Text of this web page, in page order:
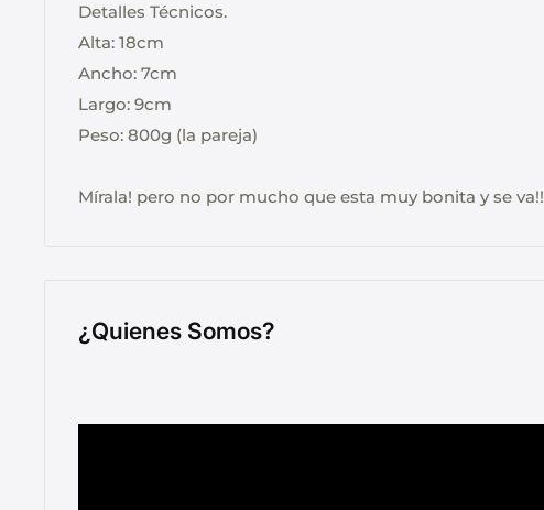
Detalles Técnicos.
Alta: 18cm
Ancho: 7cm
Largo: 9cm
Peso: 800g (la pareja)
Mírala! pero no por mucho que esta muy bonita y se va!!
¿Quienes Somos?